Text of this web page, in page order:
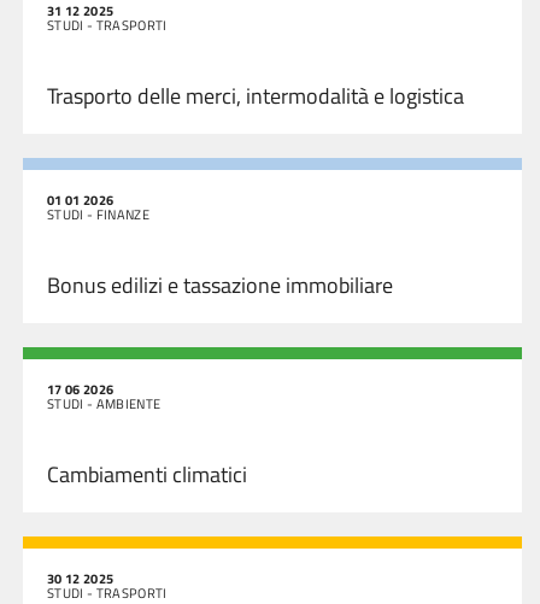
31 12 2025
STUDI - TRASPORTI
Trasporto delle merci, intermodalità e logistica
01 01 2026
STUDI - FINANZE
Bonus edilizi e tassazione immobiliare
17 06 2026
STUDI - AMBIENTE
Cambiamenti climatici
30 12 2025
STUDI - TRASPORTI